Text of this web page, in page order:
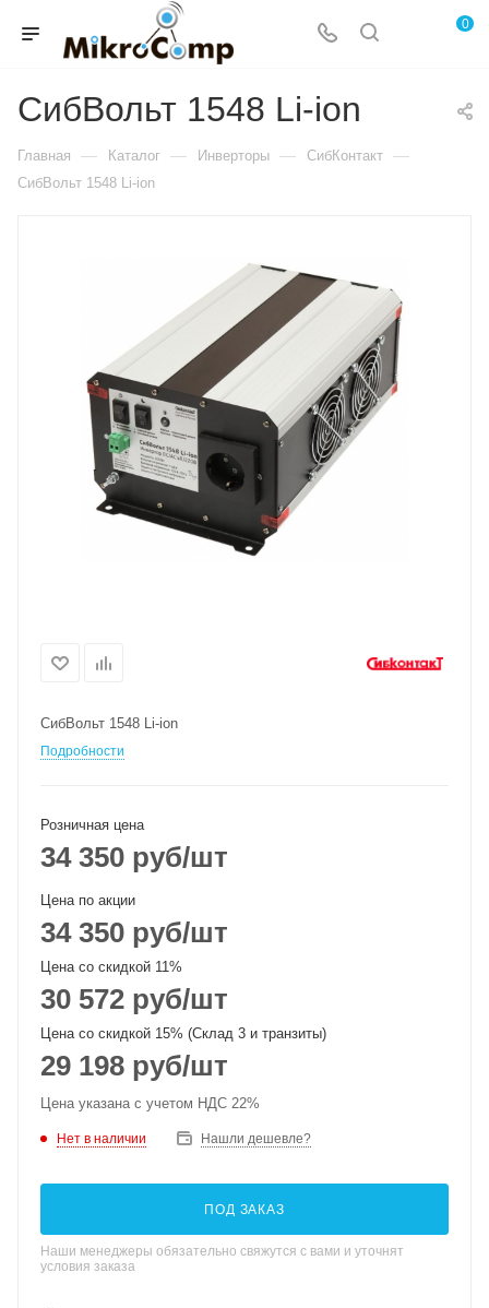
0
СибВольт 1548 Li-ion
Главная — Каталог — Инверторы — СибКонтакт —
СибВольт 1548 Li-ion
СибВольт 1548 Li-ion
Подробности
Розничная цена
34 350 руб/шт
Цена по акции
34 350 руб/шт
Цена со скидкой 11%
30 572 руб/шт
Цена со скидкой 15% (Склад 3 и транзиты)
29 198 руб/шт
Цена указана с учетом НДС 22%
Нет в наличии Нашли дешевле?
ПОД ЗАКАЗ
Наши менеджеры обязательно свяжутся с вами и уточнят
условия заказа